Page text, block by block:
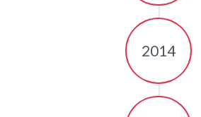
2014